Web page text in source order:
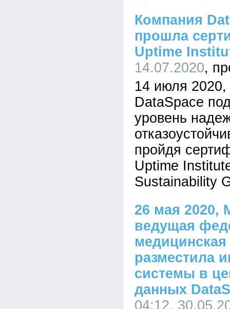
Компания
прошла
Uptime
14.07.2020
14 июля
DataSpace
уровень
пройдя
Uptime
Sustainability
26 мая 2020,
ведущая
медицинская
разместила
системы в
данных
04:12,